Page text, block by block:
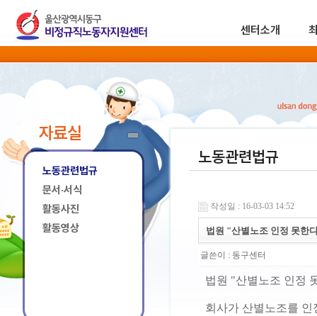
센터소개
자료실
노동관련법규
문서·서식
활동사진
활동영상
노동관련법규
작성일 : 16-03-03 14:52
법원 "산별노조 인정 못한
글쓴이 : 동구센터
법원 "산별노조 인정
회사가 산별노조를